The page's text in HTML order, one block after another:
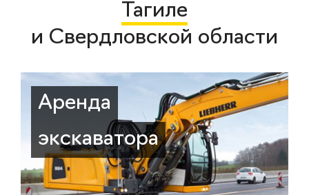
Тагиле
и Свердловской области
Аренда
экскаватора